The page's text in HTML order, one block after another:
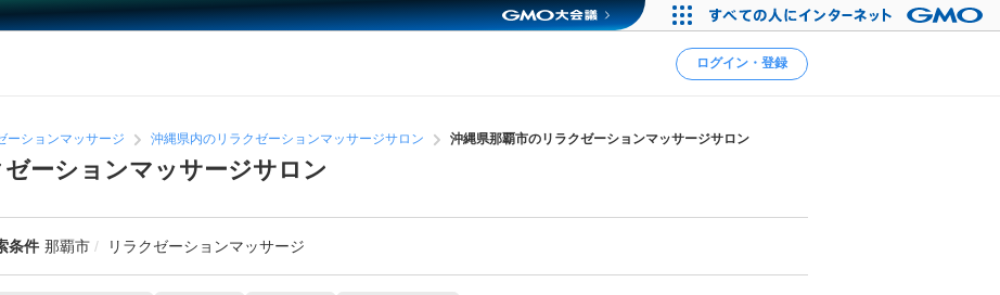
ログイン・登録
ーションマッサージ 沖縄県内のリラクゼーションマッサージサロン 沖縄県那覇市のリラクゼーションマッサージサロン
ーションマッサージサロン
条件 那覇市 リラクゼーションマッサージ